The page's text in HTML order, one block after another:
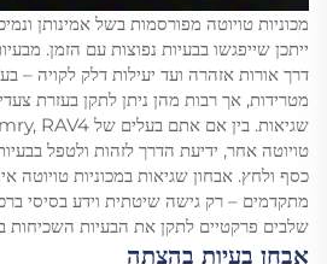
מכוניות טויוטה מפורסמות בשל אמינותן
ייתכן שייפגשו בבעיות נפוצות עם הזמן.
דרך אורות אזהרה ועד יעילות דלק לקויה –
מטרידות, אך רבות מהן ניתן לתקן בעזרת
טויוטה אחר, ידיעת הדרך לזהות ולטפל
כסף ולחץ. אבחון שגיאות במכוניות טויוטה
מתקדמים – רק גישה שיטתית וידע בסיסי
שלבים פרקטיים לתקן את הבעיות השכיחות
אבחן בעיות בהצתה